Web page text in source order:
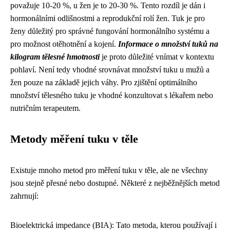
považuje 10-20 %, u žen je to 20-30 %. Tento rozdíl je dán i
hormonálními odlišnostmi a reprodukční rolí žen. Tuk je pro
ženy důležitý pro správné fungování hormonálního systému a
pro možnost otěhotnění a kojení. Informace o množství tuků na
kilogram tělesné hmotnostije proto důležité vnímat v kontextu
pohlaví. Není tedy vhodné srovnávat množství tuku u mužů a
žen pouze na základě jejich váhy. Pro zjištění optimálního
množství tělesného tuku je vhodné konzultovat s lékařem nebo
nutričním terapeutem.
Metody měření tuku v těle
Existuje mnoho metod pro měření tuku v těle, ale ne všechny
jsou stejně přesné nebo dostupné. Některé z nejběžnějších metod
zahrnují:
Bioelektrická impedance (BIA): Tato metoda, kterou používají i